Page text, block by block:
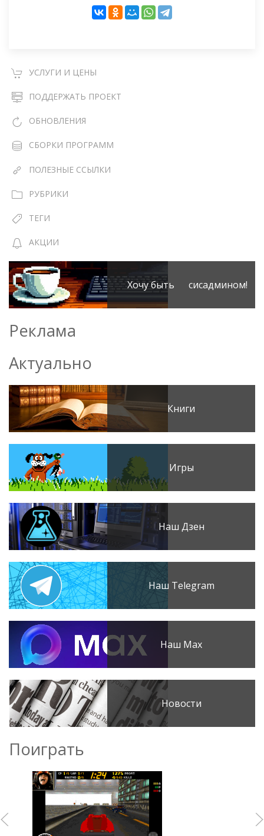
УСЛУГИ И ЦЕНЫ
ПОДДЕРЖАТЬ ПРОЕКТ
ОБНОВЛЕНИЯ
СБОРКИ ПРОГРАММ
ПОЛЕЗНЫЕ ССЫЛКИ
РУБРИКИ
ТЕГИ
АКЦИИ
Хочу быть сисадмином!
Реклама
Актуально
Книги
Игры
Наш Дзен
Наш Telegram
Наш Max
Новости
Поиграть